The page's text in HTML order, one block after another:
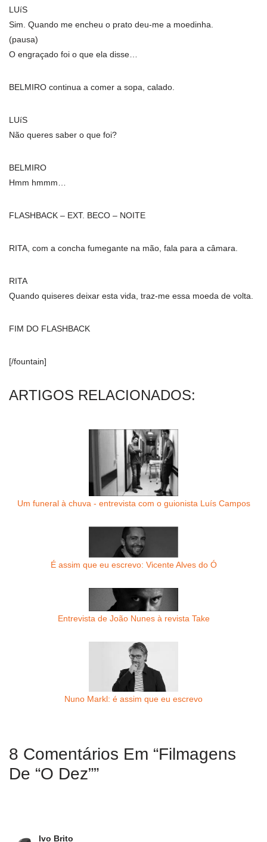
LUíS
Sim. Quando me encheu o prato deu-me a moedinha.
(pausa)
O engraçado foi o que ela disse…
BELMIRO continua a comer a sopa, calado.
LUíS
Não queres saber o que foi?
BELMIRO
Hmm hmmm…
FLASHBACK – EXT. BECO – NOITE
RITA, com a concha fumegante na mão, fala para a câmara.
RITA
Quando quiseres deixar esta vida, traz-me essa moeda de volta.
FIM DO FLASHBACK
[/fountain]
ARTIGOS RELACIONADOS:
Um funeral à chuva - entrevista com o guionista Luís Campos
É assim que eu escrevo: Vicente Alves do Ó
Entrevista de João Nunes à revista Take
Nuno Markl: é assim que eu escrevo
8 Comentários Em “Filmagens
De “O Dez””
Ivo Brito